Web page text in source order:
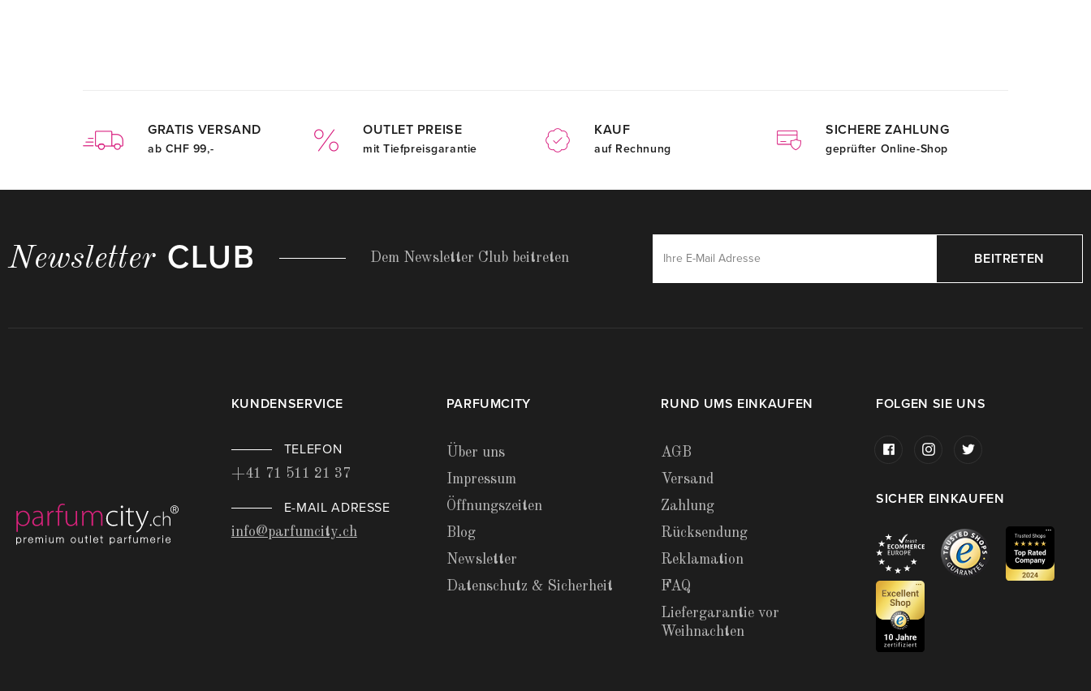
GRATIS VERSAND
ab CHF 99,-
OUTLET PREISE
mit Tiefpreisgarantie
KAUF
auf Rechnung
SICHERE ZAHLUNG
geprüfter Online-Shop
Newsletter CLUB Dem Newsletter Club beitreten BEITRETEN
KUNDENSERVICE
TELEFON
+41 71 511 21 37
E-MAIL ADRESSE
info@parfumcity.ch
PARFUMCITY
Über uns
Impressum
Öffnungszeiten
Blog
Newsletter
Datenschutz & Sicherheit
RUND UMS EINKAUFEN
AGB
Versand
Zahlung
Rücksendung
Reklamation
FAQ
Liefergarantie vor
Weihnachten
FOLGEN SIE UNS
SICHER EINKAUFEN